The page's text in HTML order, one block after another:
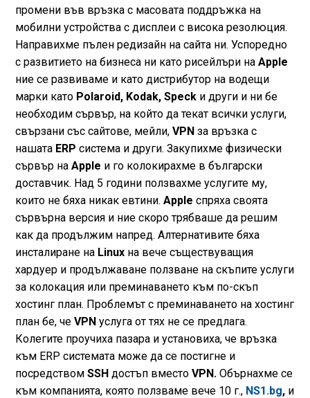
промени във връзка с масовата поддръжка на
мобилни устройства с дисплеи с висока резолюция.
Направихме пълен редизайн на сайта ни. Успоредно
с развитието на бизнеса ни като рисейлъри на Apple
ние се развиваме и като дистрибутор на водещи
марки като Polaroid, Kodak, Speckи други и ни бе
необходим сървър, на който да текат всички услуги,
свързани със сайтове, мейли, VPNза връзка с
нашата ERP система и други. Закупихме физически
сървър на Apple и го колокирахме в български
доставчик. Над 5 години ползвахме услугите му,
които не бяха никак евтини. Apple спряха своята
сървърна версия и ние скоро трябваше да решим
как да продължим напред. Алтернативите бяха
инсталиране на Linuxна вече съществуващия
хардуер и продължаване ползване на скъпите услуги
за колокация или преминаването към по-скъп
хостинг план. Проблемът с преминаването на хостинг
план бе, че VPNуслуга от тях не се предлага.
Колегите проучиха пазара и установиха, че връзка
към ERP системата може да се постигне и
посредством SSHдостъп вместо VPN. Обърнахме се
към компанията, която ползваме вече 10 г., NS1.bg,и